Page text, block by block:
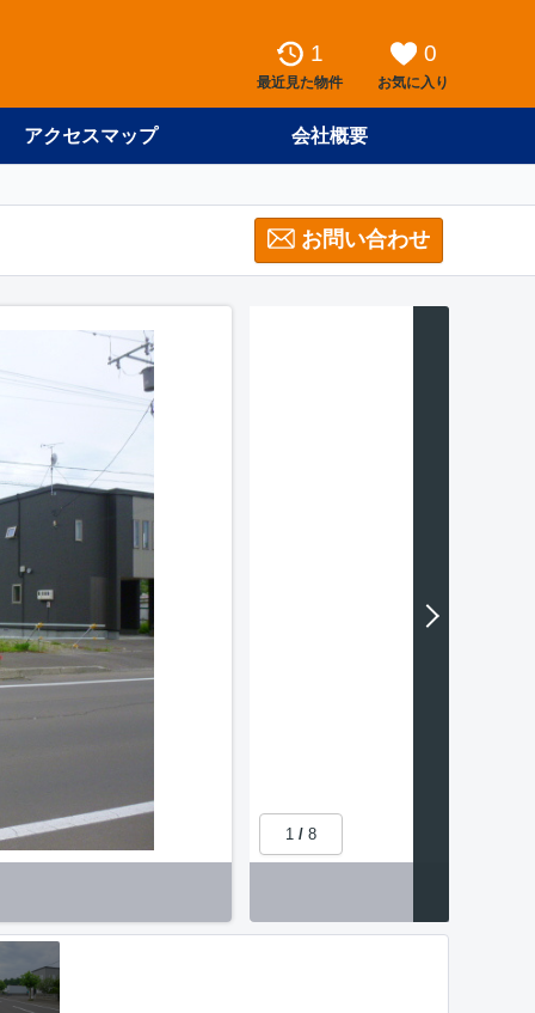
1
最近見た物件
0
お気に入り
アクセスマップ 会社概要
お問い合わせ
1 / 8